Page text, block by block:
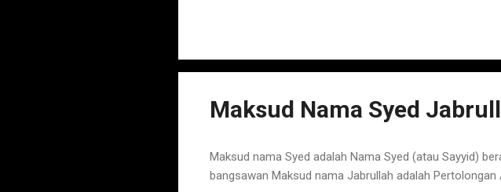
Maksud Nama Syed
Maksud nama Syed adalah Nama Syed (atau Sayyid)
bangsawan Maksud nama Jabrullah adalah Pertolongan